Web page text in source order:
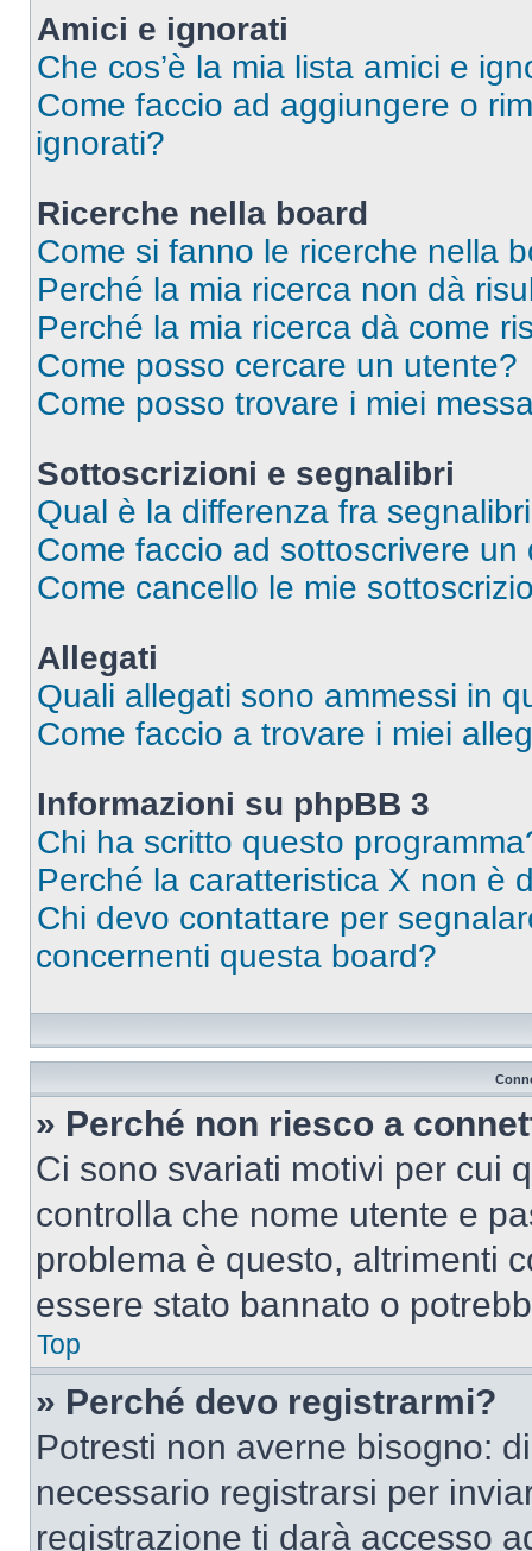
Amici e ignorati
Che cos’è la mia lista amici e
Come faccio ad aggiungere o
ignorati?
Ricerche nella board
Come si fanno le ricerche nella
Perché la mia ricerca non dà
Perché la mia ricerca dà come
Come posso cercare un utente?
Come posso trovare i miei
Sottoscrizioni e segnalibri
Qual è la differenza fra
Come faccio ad sottoscrivere
Come cancello le mie
Allegati
Quali allegati sono ammessi in
Come faccio a trovare i miei
Informazioni su phpBB 3
Chi ha scritto questo
Perché la caratteristica X non è
Chi devo contattare per
concernenti questa board?
» Perché non riesco a
Ci sono svariati motivi per cui
controlla che nome utente e
problema è questo, altrimenti
essere stato bannato o
Top
» Perché devo registrarmi?
Potresti non averne bisogno:
necessario registrarsi per
registrazione ti darà accesso